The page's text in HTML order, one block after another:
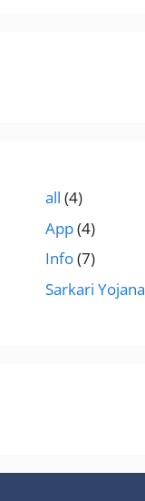
all (4)
App(4)
Info(7)
Sarkari Yojana